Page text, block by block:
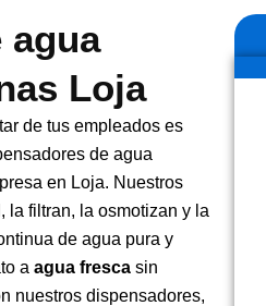
agua
Loja
de tus empleados es
de agua
en Loja. Nuestros
la filtran, la osmotizan y la
de agua pura y
a agua fresca sin
nuestros dispensadores,